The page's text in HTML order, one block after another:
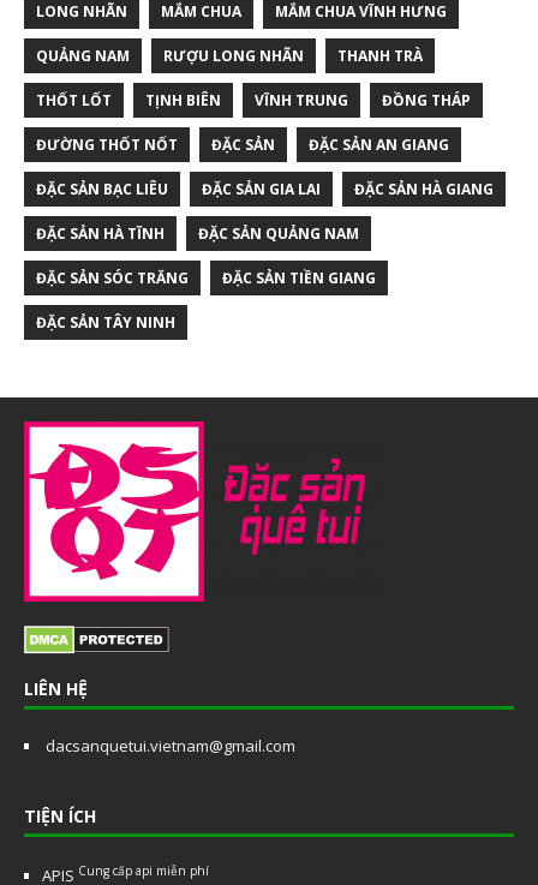
LONG NHÃN MẮM CHUA MẮM CHUA VĨNH HƯNG
QUẢNG NAM RƯỢU LONG NHÃN THANH TRÀ
THỐT LỐT TỊNH BIÊN VĨNH TRUNG ĐỒNG THÁP
ĐƯỜNG THỐT NỐT ĐẶC SẢN ĐẶC SẢN AN GIANG
ĐẶC SẢN BẠC LIÊU ĐẶC SẢN GIA LAI ĐẶC SẢN HÀ GIANG
ĐẶC SẢN HÀ TĨNH ĐẶC SẢN QUẢNG NAM
ĐẶC SẢN SÓC TRĂNG ĐẶC SẢN TIỀN GIANG
ĐẶC SẢN TÂY NINH
LIÊN HỆ
dacsanquetui.vietnam@gmail.com
TIỆN ÍCH
APIS Cung cấp api miễn phí